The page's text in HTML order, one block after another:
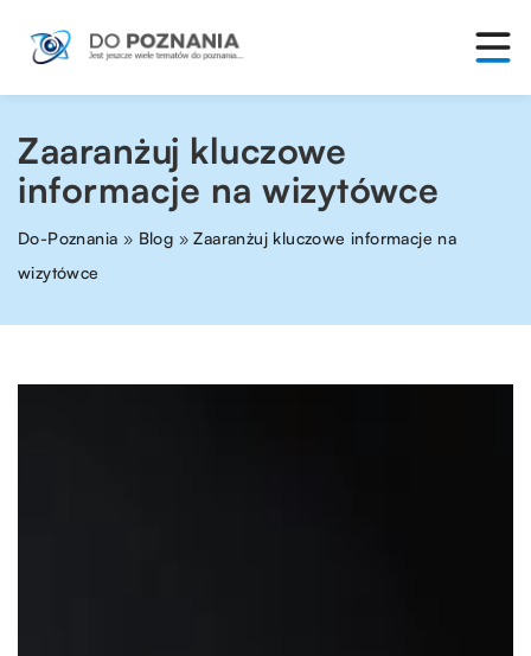
Zaaranżuj kluczowe
informacje na wizytówce
Do-Poznania » Blog »Zaaranżuj kluczowe informacje na
wizytówce